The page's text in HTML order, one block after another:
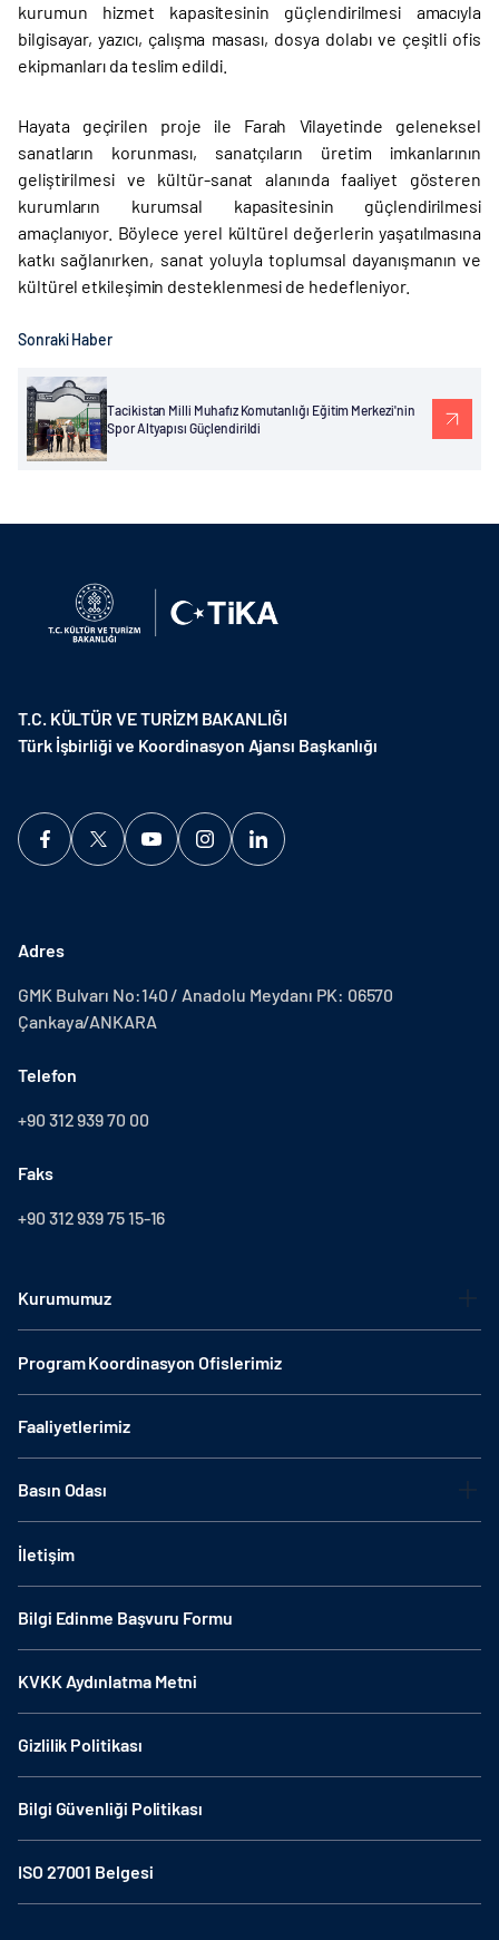
kurumun hizmet kapasitesinin güçlendirilmesi amacıyla
bilgisayar, yazıcı, çalışma masası, dosya dolabı ve çeşitli ofis
ekipmanları da teslim edildi.
Hayata geçirilen proje ile Farah Vilayetinde geleneksel
sanatların korunması, sanatçıların üretim imkanlarının
geliştirilmesi ve kültür-sanat alanında faaliyet gösteren
kurumların kurumsal kapasitesinin güçlendirilmesi
amaçlanıyor. Böylece yerel kültürel değerlerin yaşatılmasına
katkı sağlanırken, sanat yoluyla toplumsal dayanışmanın ve
kültürel etkileşimin desteklenmesi de hedefleniyor.
Sonraki Haber
Tacikistan Milli Muhafız Komutanlığı Eğitim Merkezi'nin
Spor Altyapısı Güçlendirildi
T.C. KÜLTÜR VE TURİZM BAKANLIĞI
Türk İşbirliği ve Koordinasyon Ajansı Başkanlığı
Adres
GMK Bulvarı No:140 / Anadolu Meydanı PK: 06570
Çankaya/ANKARA
Telefon
+90 312 939 70 00
Faks
+90 312 939 75 15-16
Kurumumuz
Program Koordinasyon Ofislerimiz
Faaliyetlerimiz
Basın Odası
İletişim
Bilgi Edinme Başvuru Formu
KVKK Aydınlatma Metni
Gizlilik Politikası
Bilgi Güvenliği Politikası
ISO 27001 Belgesi